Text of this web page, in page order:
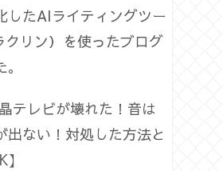
したAIライティングツー
クリン）を使ったブログ
テレビが壊れた！音は
出ない！対処した方法と